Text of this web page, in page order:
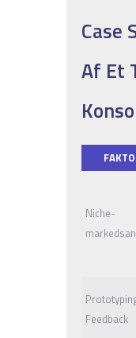
Case
Af Et
Niche-
Feedback